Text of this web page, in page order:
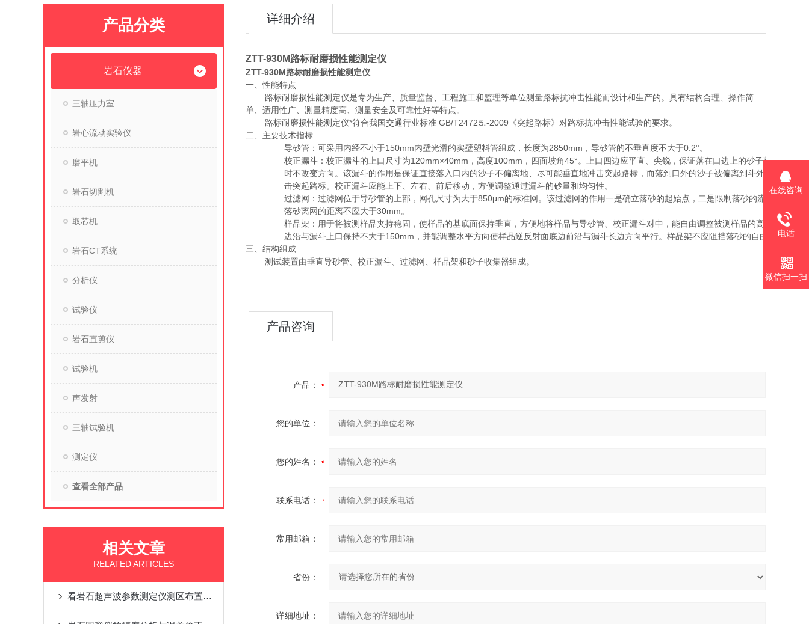
产品分类
岩石仪器
三轴压力室
岩心流动实验仪
磨平机
岩石切割机
取芯机
岩石CT系统
分析仪
试验仪
岩石直剪仪
试验机
声发射
三轴试验机
测定仪
查看全部产品
相关文章
RELATED ARTICLES
看岩石超声波参数测定仪测区布置都包括哪些内容
详细介绍
ZTT-930M路标耐磨损性能测定仪
ZTT-930M路标耐磨损性能测定仪
一、性能特点
路标耐磨损性能测定仪是专为生产、质量监督、工程施工和监理等单位测量路标抗冲击性能而设计和生产的。具有结构合理、操作简
单、适用性广、测量精度高、测量安全及可靠性好等特点。
路标耐磨损性能测定仪*符合我国交通行业标准 GB/T2472⒌-2009《突起路标》对路标抗冲击性能试验的要求。
二、主要技术指标
导砂管：可采用内经不小于150mm内壁光滑的实壁塑料管组成，长度为2850mm，导砂管的不垂直度不大于0.2°。
校正漏斗：校正漏斗的上口尺寸为120mm×40mm，高度100mm，四面坡角45°。上口四边应平直、尖锐，保证落在口边上的砂子落入斗内
时不改变方向。该漏斗的作用是保证直接落入口内的沙子不偏离地、尽可能垂直地冲击突起路标，而落到口外的沙子被偏离到斗外，不能冲
击突起路标。校正漏斗应能上下、左右、前后移动，方便调整通过漏斗的砂量和均匀性。
过滤网：过滤网位于导砂管的上部，网孔尺寸为大于850μm的标准网。该过滤网的作用一是确立落砂的起始点，二是限制落砂的流速。要求
落砂离网的距离不应大于30mm。
样品架：用于将被测样品夹持稳固，使样品的基底面保持垂直，方便地将样品与导砂管、校正漏斗对中，能自由调整被测样品的高度使其上
边沿与漏斗上口保持不大于150mm，并能调整水平方向使样品逆反射面底边前沿与漏斗长边方向平行。样品架不应阻挡落砂的自由流动。
三、结构组成
测试装置由垂直导砂管、校正漏斗、过滤网、样品架和砂子收集器组成。
产品咨询
产品：
您的单位：
您的姓名：
联系电话：
常用邮箱：
省份：
详细地址：
在线咨询
电话
微信扫一扫